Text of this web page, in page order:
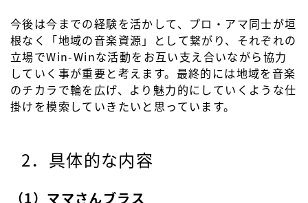
今後は今までの経験を活かして、プロ・アマ同士が垣
根なく「地域の音楽資源」として繋がり、それぞれの
立場でWin-Winな活動をお互い支え合いながら協力
していく事が重要と考えます。最終的には地域を音楽
のチカラで輪を広げ、より魅力的にしていくような仕
掛けを模索していきたいと思っています。
2．具体的な内容
（1）ママさんブラス